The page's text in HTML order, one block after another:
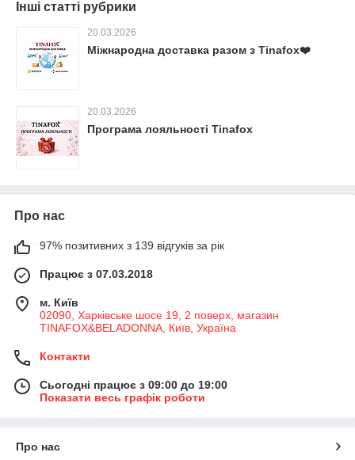
Інші статті рубрики
20.03.2026
Міжнародна доставка разом з Tinafox❤️
20.03.2026
Програма лояльності Tinafox
Про нас
97% позитивних з 139 відгуків за рік
Працює з 07.03.2018
м. Київ
02090, Харківське шосе 19, 2 поверх, магазин
TINAFOX&BELADONNA, Київ, Україна
Контакти
Сьогодні працює з 09:00 до 19:00
Показати весь графік роботи
Про нас